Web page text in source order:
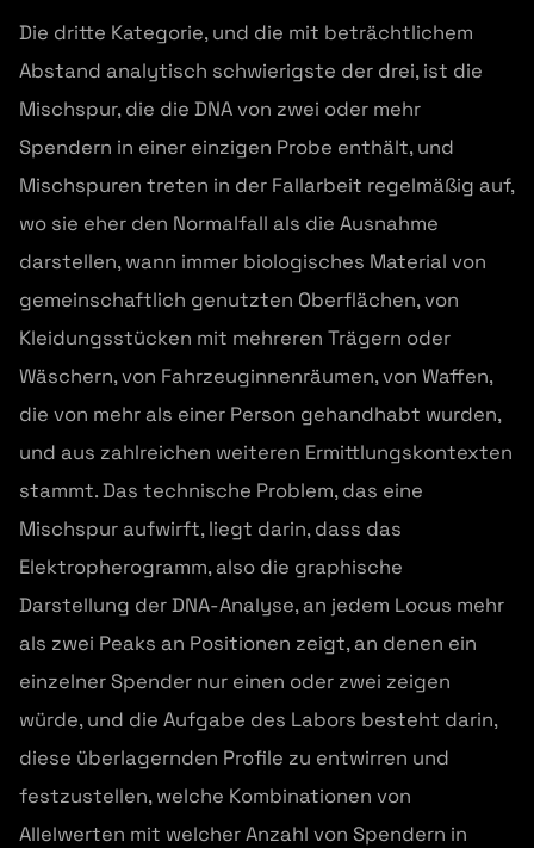
Die dritte Kategorie, und die mit beträchtlichem
Abstand analytisch schwierigste der drei, ist die
Mischspur, die die DNA von zwei oder mehr
Spendern in einer einzigen Probe enthält, und
Mischspuren treten in der Fallarbeit regelmäßig auf,
wo sie eher den Normalfall als die Ausnahme
darstellen, wann immer biologisches Material von
gemeinschaftlich genutzten Oberflächen, von
Kleidungsstücken mit mehreren Trägern oder
Wäschern, von Fahrzeuginnenräumen, von Waffen,
die von mehr als einer Person gehandhabt wurden,
und aus zahlreichen weiteren Ermittlungskontexten
stammt. Das technische Problem, das eine
Mischspur aufwirft, liegt darin, dass das
Elektropherogramm, also die graphische
Darstellung der DNA-Analyse, an jedem Locus mehr
als zwei Peaks an Positionen zeigt, an denen ein
einzelner Spender nur einen oder zwei zeigen
würde, und die Aufgabe des Labors besteht darin,
diese überlagernden Profile zu entwirren und
festzustellen, welche Kombinationen von
Allelwerten mit welcher Anzahl von Spendern in